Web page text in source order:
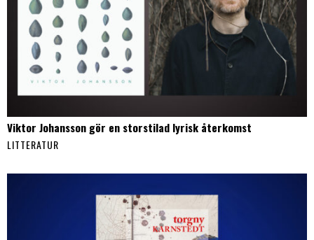
Viktor Johansson gör en storstilad lyrisk återkomst
LITTERATUR